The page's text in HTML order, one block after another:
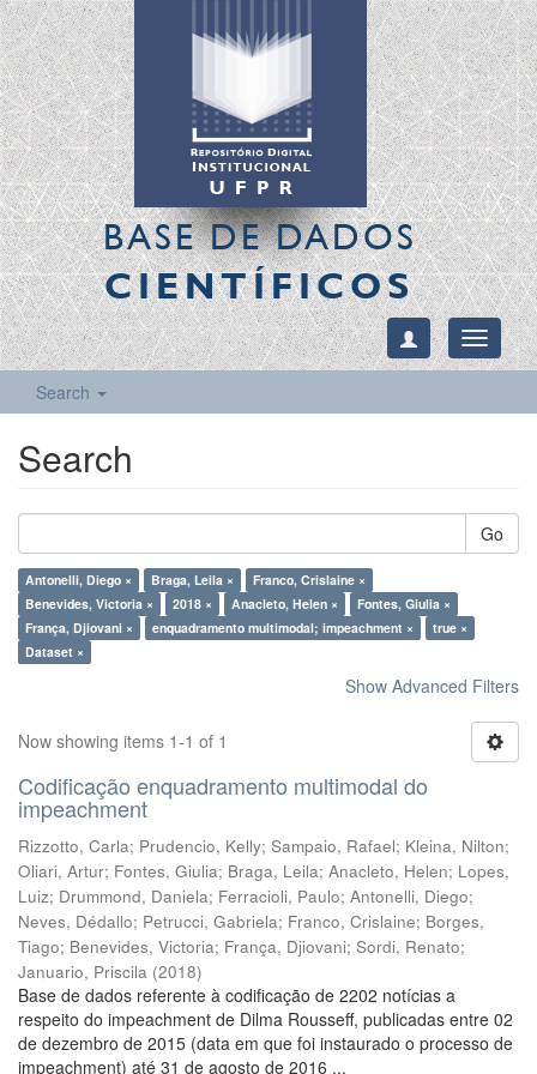
BASE DE DADOS
CIENTÍFICOS
Toggle
Search
Search
Go
Antonelli, Diego × Braga, Leila ×
Franco, Crislaine ×
Benevides, Victoria ×
2018 × Anacleto, Helen ×
Fontes, Giulia ×
França, Djiovani ×
enquadramento multimodal; impeachment ×
true ×
Dataset ×
Show Advanced Filters
Now showing items 1-1 of 1
Codificação enquadramento multimodal do
impeachment
Rizzotto, Carla; Prudencio, Kelly; Sampaio, Rafael; Kleina, Nilton;
Oliari, Artur; Fontes, Giulia; Braga, Leila; Anacleto, Helen; Lopes,
Luiz; Drummond, Daniela; Ferracioli, Paulo; Antonelli, Diego;
Neves, Dédallo; Petrucci, Gabriela; Franco, Crislaine; Borges,
Tiago; Benevides, Victoria; França, Djiovani; Sordi, Renato;
Januario, Priscila (2018)
Base de dados referente à codificação de 2202 notícias a
respeito do impeachment de Dilma Rousseff, publicadas entre 02
de dezembro de 2015 (data em que foi instaurado o processo de
impeachment) até 31 de agosto de 2016 ...